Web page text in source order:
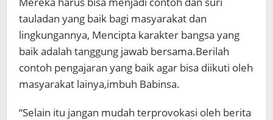
tauladan yang baik bagi masyarakat dan
lingkungannya, Mencipta karakter bangsa yang
baik adalah tanggung jawab bersama.Berilah
contoh pengajaran yang baik agar bisa diikuti oleh
masyarakat lainya,imbuh Babinsa.
“Selain itu jangan mudah terprovokasi oleh berita